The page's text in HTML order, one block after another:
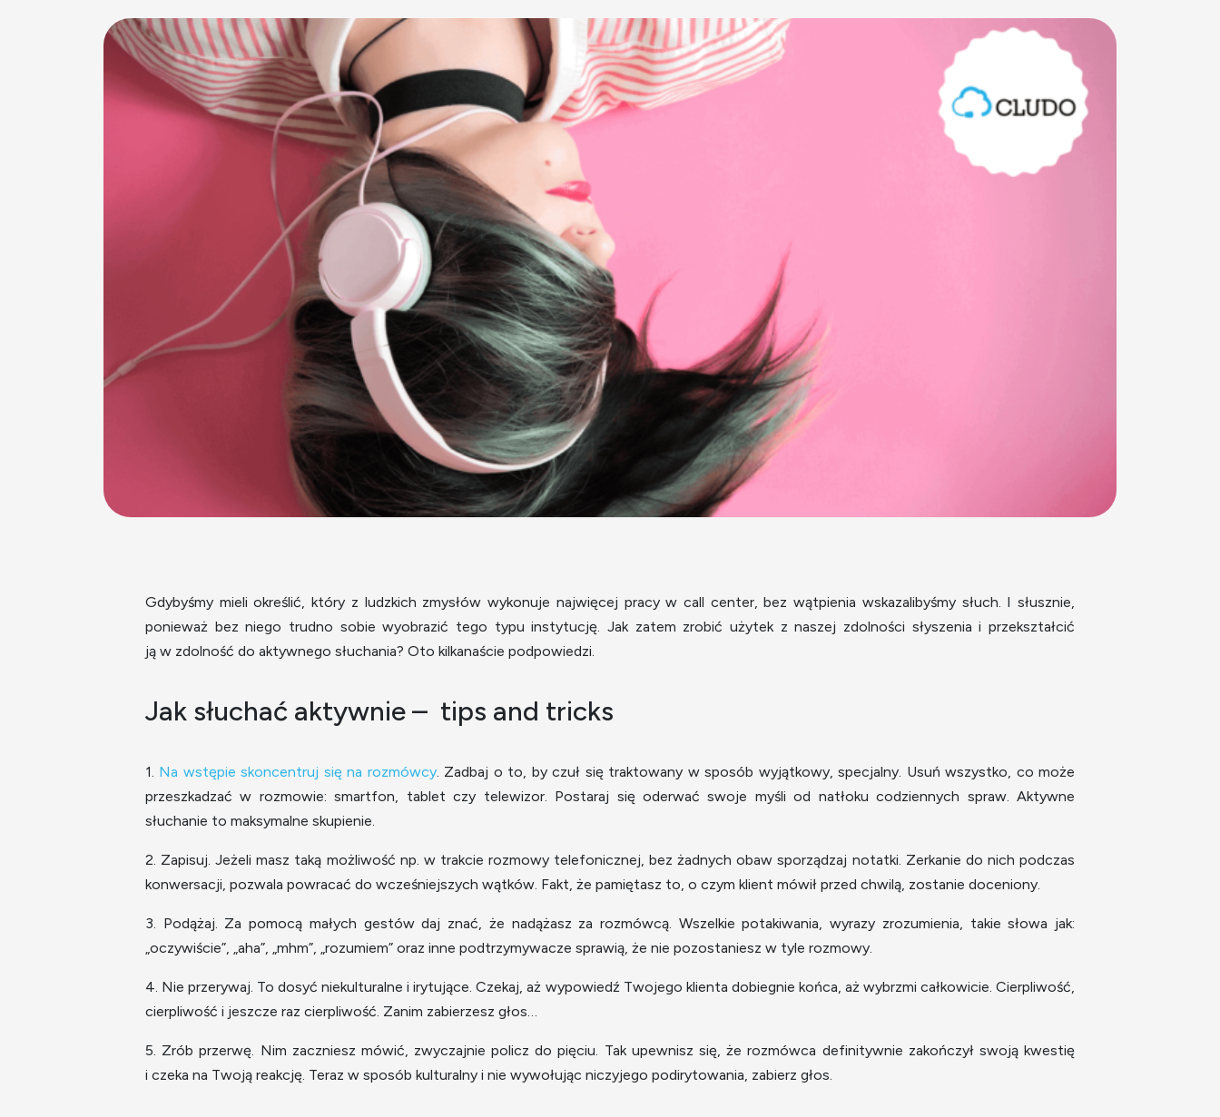
Gdybyśmy mieli określić, który z ludzkich zmysłów wykonuje najwięcej pracy w call center, bez wątpienia wskazalibyśmy słuch. I słusznie,
ponieważ bez niego trudno sobie wyobrazić tego typu instytucję. Jak zatem zrobić użytek z naszej zdolności słyszenia i przekształcić
ją w zdolność do aktywnego słuchania? Oto kilkanaście podpowiedzi.
Jak słuchać aktywnie – tips and tricks
1. Na wstępie skoncentruj się na rozmówcy. Zadbaj o to, by czuł się traktowany w sposób wyjątkowy, specjalny. Usuń wszystko, co może
przeszkadzać w rozmowie: smartfon, tablet czy telewizor. Postaraj się oderwać swoje myśli od natłoku codziennych spraw. Aktywne
słuchanie to maksymalne skupienie.
2. Zapisuj. Jeżeli masz taką możliwość np. w trakcie rozmowy telefonicznej, bez żadnych obaw sporządzaj notatki. Zerkanie do nich podczas
konwersacji, pozwala powracać do wcześniejszych wątków. Fakt, że pamiętasz to, o czym klient mówił przed chwilą, zostanie doceniony.
3. Podążaj. Za pomocą małych gestów daj znać, że nadążasz za rozmówcą. Wszelkie potakiwania, wyrazy zrozumienia, takie słowa jak:
„oczywiście”, „aha”, „mhm”, „rozumiem” oraz inne podtrzymywacze sprawią, że nie pozostaniesz w tyle rozmowy.
4. Nie przerywaj. To dosyć niekulturalne i irytujące. Czekaj, aż wypowiedź Twojego klienta dobiegnie końca, aż wybrzmi całkowicie. Cierpliwość,
cierpliwość i jeszcze raz cierpliwość. Zanim zabierzesz głos…
5. Zrób przerwę. Nim zaczniesz mówić, zwyczajnie policz do pięciu. Tak upewnisz się, że rozmówca definitywnie zakończył swoją kwestię
i czeka na Twoją reakcję. Teraz w sposób kulturalny i nie wywołując niczyjego podirytowania, zabierz głos.